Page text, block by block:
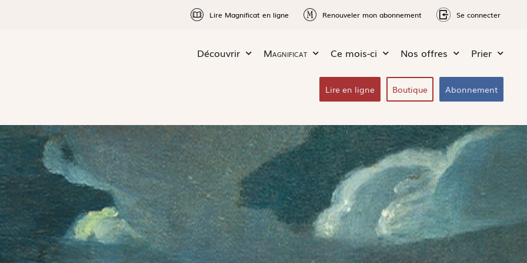
Lire Magnificat en ligne Renouveler mon abonnement Se connecter
Découvrir Magnificat Ce mois-ci Nos offres Prier
Lire en ligne Boutique Abonnement